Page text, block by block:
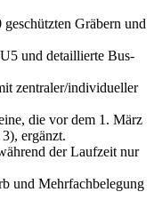
Gräbern und
und detaillierte Bus-
zentraler/individueller
die vor dem 1. März
ergänzt.
der Laufzeit nur
und Mehrfachbelegung